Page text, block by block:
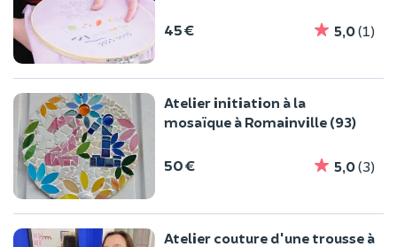
45 € 5,0(1)
Atelier initiation à la
mosaïque à Romainville (93)
50 € 5,0(3)
Atelier couture d'une trousse à